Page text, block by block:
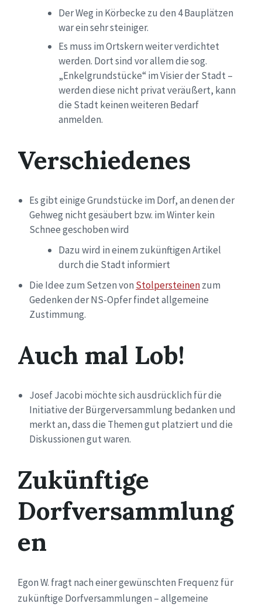
Der Weg in Körbecke zu den 4 Bauplätzen
war ein sehr steiniger.
Es muss im Ortskern weiter verdichtet
werden. Dort sind vor allem die sog.
„Enkelgrundstücke“ im Visier der Stadt –
werden diese nicht privat veräußert, kann
die Stadt keinen weiteren Bedarf
anmelden.
Verschiedenes
Es gibt einige Grundstücke im Dorf, an denen der
Gehweg nicht gesäubert bzw. im Winter kein
Schnee geschoben wird
Dazu wird in einem zukünftigen Artikel
durch die Stadt informiert
Die Idee zum Setzen von Stolpersteinenzum
Gedenken der NS-Opfer findet allgemeine
Zustimmung.
Auch mal Lob!
Josef Jacobi möchte sich ausdrücklich für die
Initiative der Bürgerversammlung bedanken und
merkt an, dass die Themen gut platziert und die
Diskussionen gut waren.
Zukünftige
Dorfversammlung
en
Egon W. fragt nach einer gewünschten Frequenz für
zukünftige Dorfversammlungen – allgemeine